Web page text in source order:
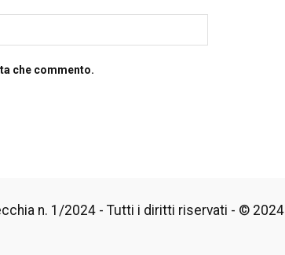
che commento.
n. 1/2024 - Tutti i diritti riservati - © 2024